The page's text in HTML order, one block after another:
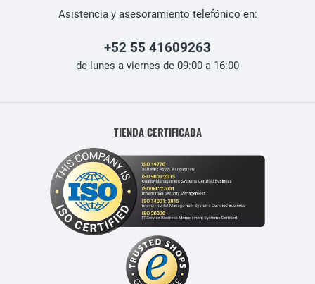
Asistencia y asesoramiento telefónico en:
+52 55 41609263
de lunes a viernes de 09:00 a 16:00
TIENDA CERTIFICADA